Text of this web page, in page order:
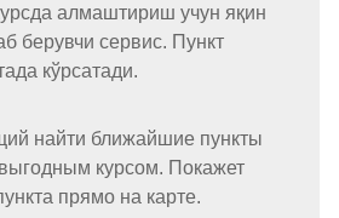
алмаштириш учун яқин
берувчи сервис. Пункт
кўрсатади.
найти ближайшие пункты
курсом. Покажет
прямо на карте.